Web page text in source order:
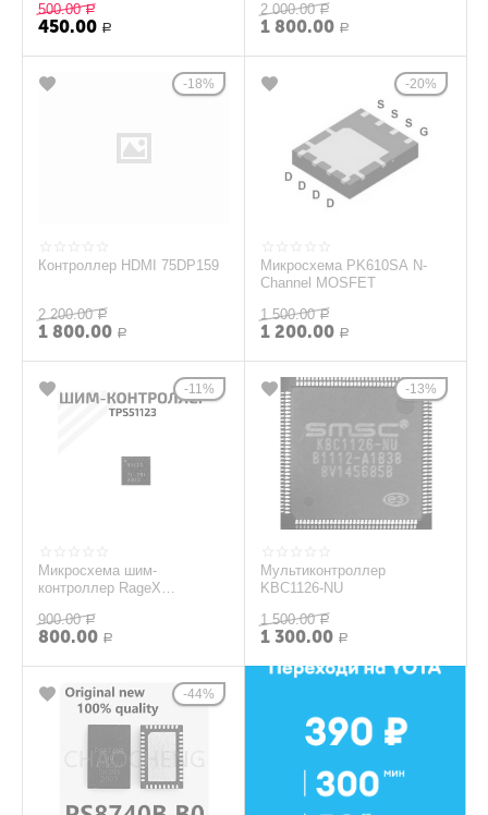
500.00 Р
450.00 Р
2 000.00 Р
1 800.00 Р
18%
Контроллер HDMI 75DP159
2 200.00 Р
1 800.00 Р
20%
Микросхема PK610SA N-
Channel MOSFET
1 500.00 Р
1 200.00 Р
11%
Микросхема шим-
контроллер RageX
900.00 Р
800.00 Р
13%
Мультиконтроллер
KBC1126-NU
1 500.00 Р
1 300.00 Р
44%